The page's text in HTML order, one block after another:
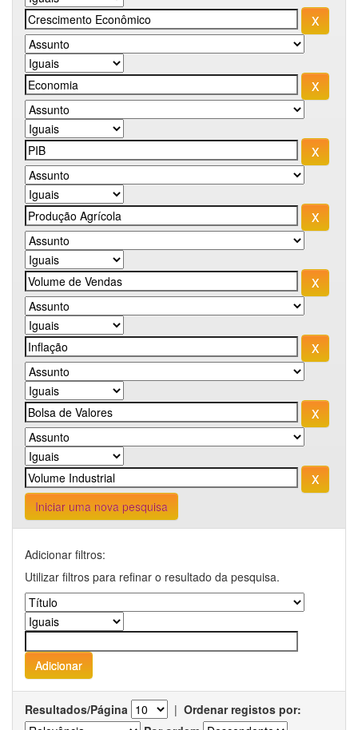
Iniciar uma nova pesquisa
Adicionar filtros:
Utilizar filtros para refinar o resultado da pesquisa.
Resultados/Página | Ordenar registos por: